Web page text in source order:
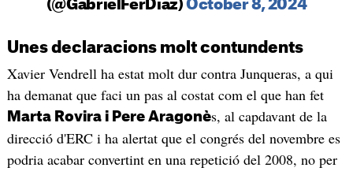
(@GabrielFerDiaz)October 8, 2024
Unes declaracions molt contundents
Xavier Vendrell ha estat molt dur contra Junqueras, a qui
ha demanat que faci un pas al costat com el que han fet
Marta Rovira i Pere Aragonès, al capdavant de la
direcció d'ERC i ha alertat que el congrés del novembre es
podria acabar convertint en una repetició del 2008, no per